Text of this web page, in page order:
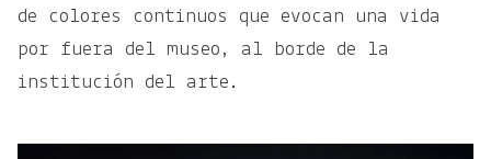
de colores continuos que evocan una vida
por fuera del museo, al borde de la
institución del arte.